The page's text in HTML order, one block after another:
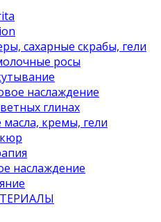
сахарные скрабы, гели
росы
наслаждение
глинах
кремы, гели
наслаждение